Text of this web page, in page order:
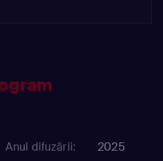
Anul difuzării:
2025